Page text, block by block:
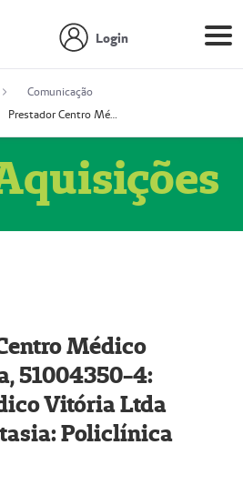
Login
Comunicação
Prestador Centro Médico Vitória Ltda, 51004350-4: Centro Médico Vitória Ltda (Nome Fantasia: Policlínica Master)
Médico
51004350-4:
Vitória Ltda
Policlínica